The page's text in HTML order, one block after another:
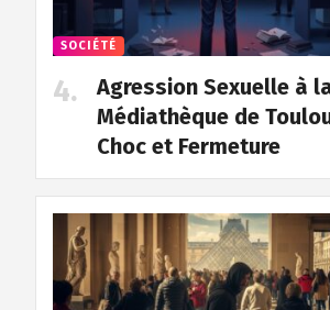
SOCIÉTÉ
Agression Sexuelle à
Médiathèque de
Choc et Fermeture